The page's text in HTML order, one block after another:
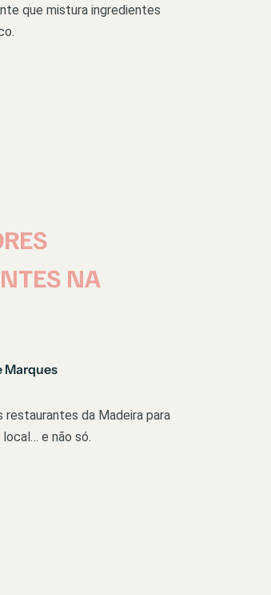
que mistura ingredientes
NA
Marques
restaurantes da Madeira para
e não só.